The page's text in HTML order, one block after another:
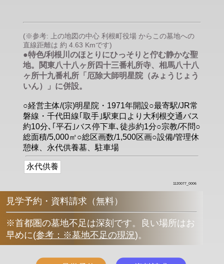
(※参考: 上の地図の中心 利根町役場 からこの墓地への
直線距離は 約 4.63 Kmです)
●特色/利根川のほとりにひっそりと佇む静かな聖
地。関東八十八ヶ所四十三番札所寺、相馬八十八
ヶ所十九番札所「厄除大師明星院（みょうじょう
いん）」に併設。
○経営主体/(宗)明星院・1971年開設○最寄駅/JR常
磐線・千代田線｢取手｣駅東口より大利根交通バス
約10分､｢平石｣バス停下車､徒歩約1分○宗教/不問○
総面積/5,000㎡○総区画数/1,500区画○設備/管理休
憩棟、永代供養墓、駐車場
永代供養
1120077_0006
見学予約・資料請求（無料）
※首都圏の墓地不足は深刻です。良い場所はお
早めに(参考：※墓地不足の現況)。